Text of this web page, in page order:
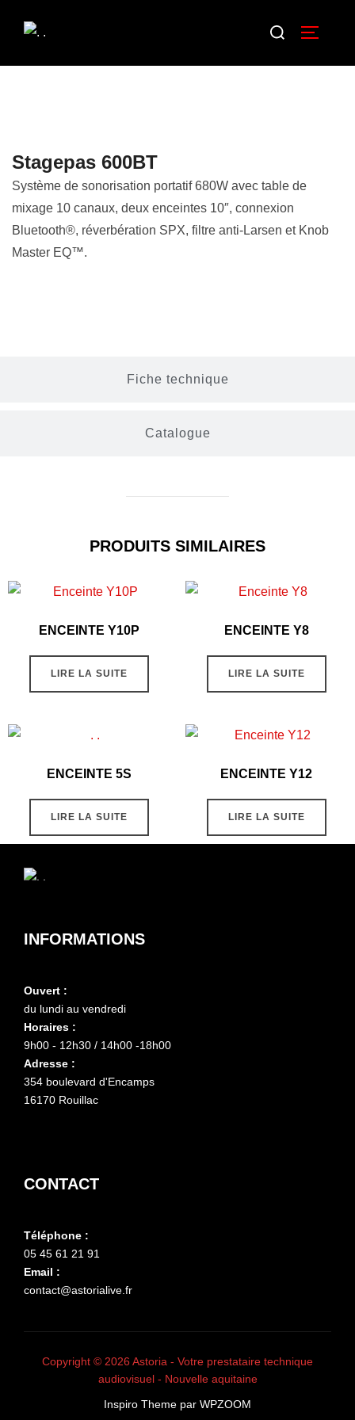
Stagepas 600BT
Système de sonorisation portatif 680W avec table de
mixage 10 canaux, deux enceintes 10″, connexion
Bluetooth®, réverbération SPX, filtre anti-Larsen et Knob
Master EQ™.
Fiche technique
Catalogue
PRODUITS SIMILAIRES
ENCEINTE Y10P
LIRE LA SUITE
ENCEINTE Y8
LIRE LA SUITE
ENCEINTE 5S
LIRE LA SUITE
ENCEINTE Y12
LIRE LA SUITE
INFORMATIONS
Ouvert :
du lundi au vendredi
Horaires :
9h00 - 12h30 / 14h00 -18h00
Adresse :
354 boulevard d'Encamps
16170 Rouillac
CONTACT
Téléphone :
05 45 61 21 91
Email :
contact@astorialive.fr
Copyright © 2026 Astoria - Votre prestataire technique
audiovisuel - Nouvelle aquitaine
Inspiro Theme par WPZOOM